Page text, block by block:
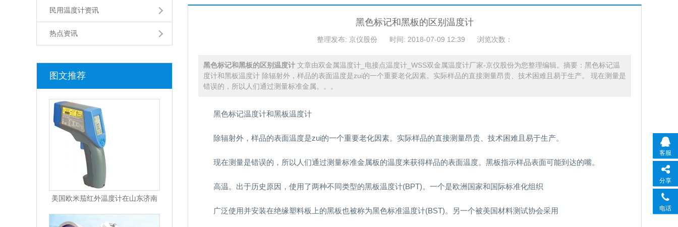
民用温度计资讯
热点资讯
图文推荐
美国欧米茄红外温度计在山东济南
黑色标记和黑板的区别温度计
整理发布: 京仪股份 时间: 2018-07-09 12:39 浏览次数：
黑色标记和黑板的区别温度计 文章由双金属温度计_电接点温度计_WSS双金属温度计厂家-京仪股份为您整理编辑。摘要：黑色标记温
度计和黑板温度计 除辐射外，样品的表面温度是zui的一个重要老化因素。实际样品的直接测量昂贵、技术困难且易于生产。 现在测量是
错误的，所以人们通过测量标准金属。。。
黑色标记温度计和黑板温度计
除辐射外，样品的表面温度是zui的一个重要老化因素。实际样品的直接测量昂贵、技术困难且易于生产。
现在测量是错误的，所以人们通过测量标准金属板的温度来获得样品的表面温度。黑板指示样品表面可能到达的嘴。
高温。出于历史原因，使用了两种不同类型的黑板温度计(BPT)。一个是欧洲国家和国际标准化组织
广泛使用并安装在绝缘塑料板上的黑板也被称为黑色标准温度计(BST)。另一个被美国材料测试协会采用
客服
分享
电话